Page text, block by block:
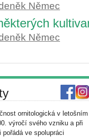
Němec
Němec
ornitologická v letošním
výročí svého vzniku a při
ve spolupráci